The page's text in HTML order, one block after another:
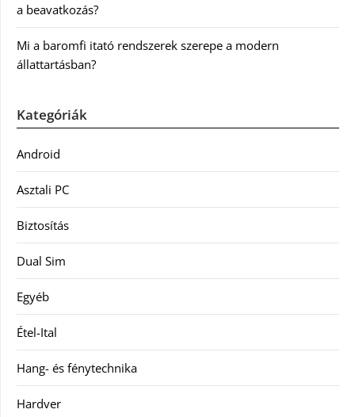
a beavatkozás?
Mi a baromfi itató rendszerek szerepe a modern
állattartásban?
Kategóriák
Android
Asztali PC
Biztosítás
Dual Sim
Egyéb
Étel-Ital
Hang- és fénytechnika
Hardver